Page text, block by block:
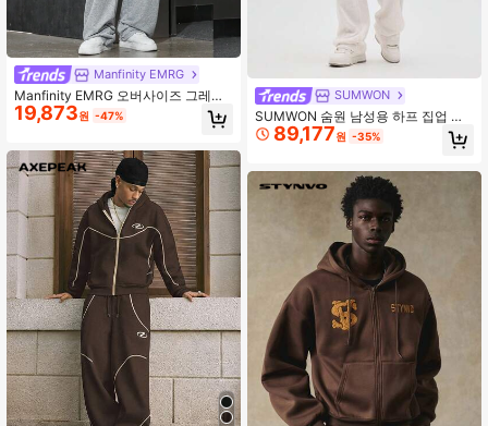
Manfinity EMRG
Manfinity EMRG 오버사이즈 그레이
남성용 후드티 & 바지 그레이 스웨트
슈트 세트, 그레이 조깅 슈트, 투피스
19,873원 -47%
SUMWON
SUMWON 숨원 남성용 하프 집업 스
웨트셔츠 및 루즈핏 스웨트팬츠 코디
세트 캐주얼 겨울 라운지웨어 플레인
89,177원 -35%